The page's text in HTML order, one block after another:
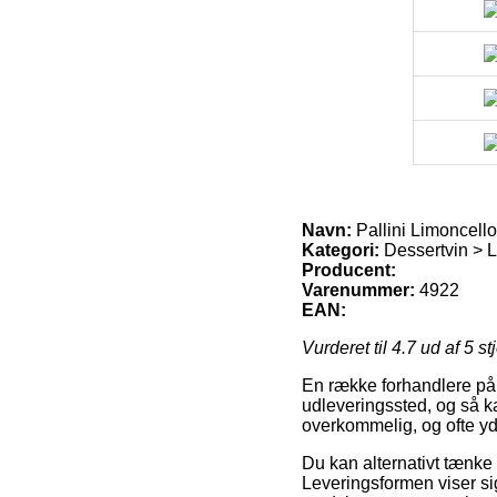
Navn: Pallini Limoncello
Kategori: Dessertvin >
Producent:
Varenummer: 4922
EAN:
Vurderet til 4.7ud af 5
En række forhandlere
udleveringssted, og så
overkommelig, og ofte
Du kan alternativt
Leveringsformen viser